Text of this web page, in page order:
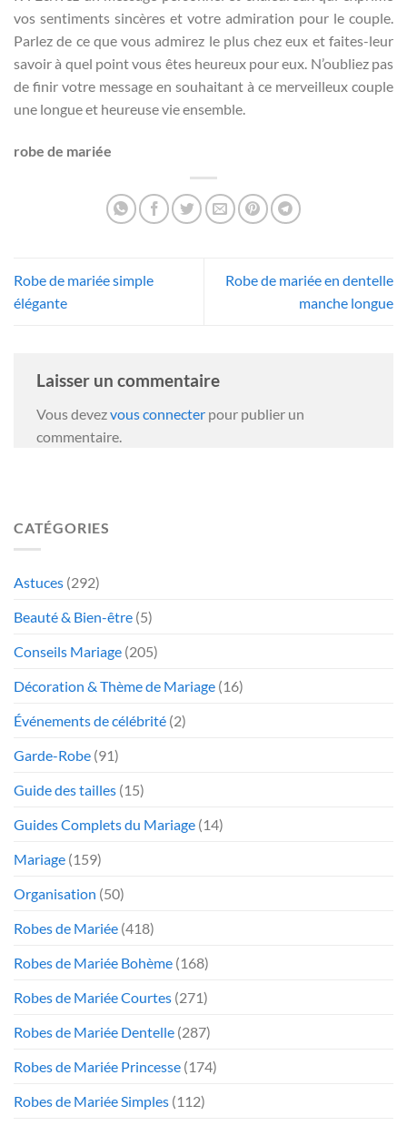
vos sentiments sincères et votre admiration pour le couple.
Parlez de ce que vous admirez le plus chez eux et faites-leur
savoir à quel point vous êtes heureux pour eux. N’oubliez pas
de finir votre message en souhaitant à ce merveilleux couple
une longue et heureuse vie ensemble.
robe de mariée
Robe de mariée simple
élégante
Robe de mariée en dentelle
manche longue
Laisser un commentaire
Vous devezvous connecter pour publier un
commentaire.
CATÉGORIES
Astuces (292)
Beauté & Bien-être (5)
Conseils Mariage (205)
Décoration & Thème de Mariage (16)
Événements de célébrité (2)
Garde-Robe (91)
Guide des tailles (15)
Guides Complets du Mariage (14)
Mariage (159)
Organisation (50)
Robes de Mariée (418)
Robes de Mariée Bohème (168)
Robes de Mariée Courtes (271)
Robes de Mariée Dentelle (287)
Robes de Mariée Princesse (174)
Robes de Mariée Simples (112)